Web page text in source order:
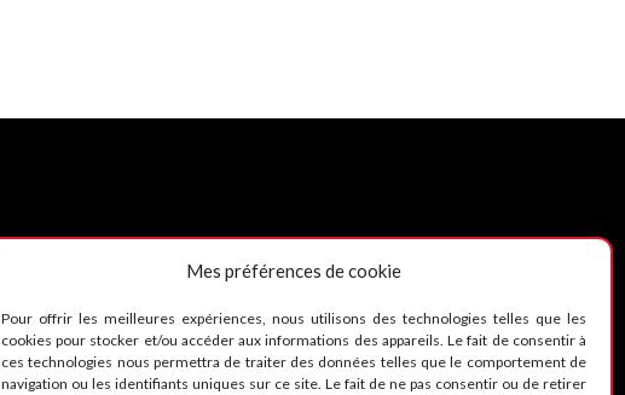
Mes préférences de cookie
Pour offrir les meilleures expériences, nous utilisons des technologies telles que les
cookies pour stocker et/ou accéder aux informations des appareils. Le fait de consentir à
ces technologies nous permettra de traiter des données telles que le comportement de
navigation ou les identifiants uniques sur ce site. Le fait de ne pas consentir ou de retirer